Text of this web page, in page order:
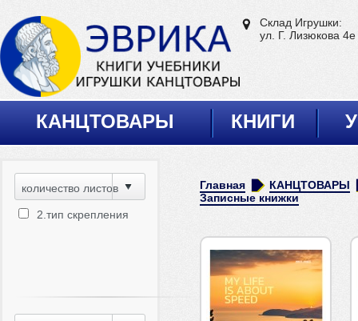
Склад Игрушки:
ул. Г. Лизюкова 4е
КАНЦТОВАРЫ КНИГИ
количество листов
2.тип скрепления
Главная
КАНЦТОВАРЫ
Записные книжки